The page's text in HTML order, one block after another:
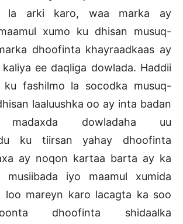
la arki karo, waa marka ay
xumo ku dhisan musuq-
dhoofinta khayraadkaas ay
ee daqliga dowlada. Haddii
ku fashilmo la socodka musuq-
laaluushka oo ay inta badan
madaxda dowladaha uu
ku tiirsan yahay dhoofinta
ay noqon kartaa barta ay ka
musiibada iyo maamul xumida
loo mareyn karo lacagta ka soo
dhoofinta shidaalka